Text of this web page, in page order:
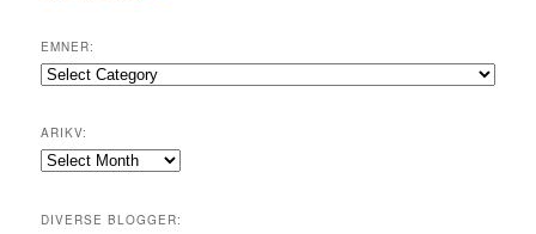
EMNER:
Emner:
ARIKV:
Arikv:
DIVERSE BLOGGER: